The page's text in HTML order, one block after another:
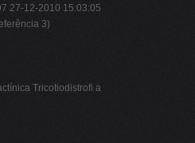
27-12-2010 15:03:05
3)
Tricotiodistrofi a